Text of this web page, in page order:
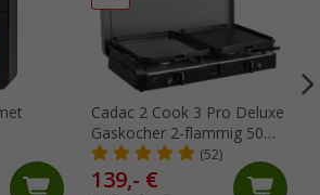
Cadac 2 Cook 3 Pro Deluxe
Gaskocher 2-flammig 50
mbar
(52)
139,- €